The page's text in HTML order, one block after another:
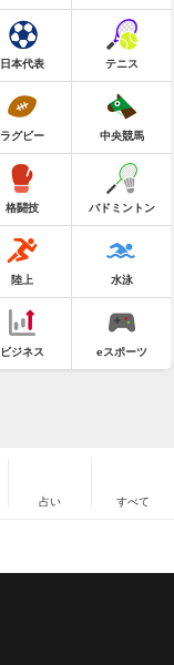
日本代表 テニス
ラグビー 中央競馬
格闘技 バドミントン
陸上 水泳
ビジネス eスポーツ
占い すべて